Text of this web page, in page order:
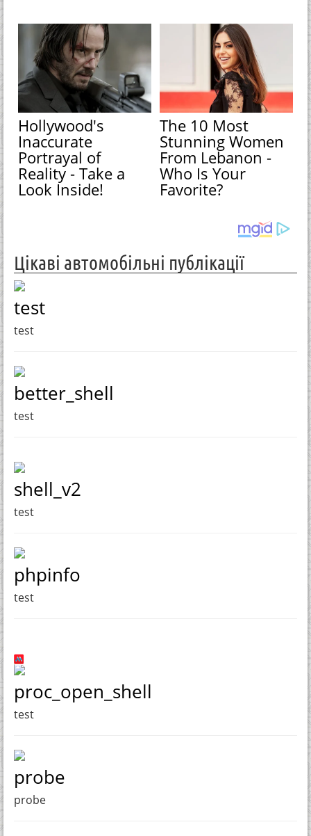
Hollywood's
Inaccurate
Portrayal of
Reality - Take a
Look Inside!
The 10 Most
Stunning Women
From Lebanon -
Who Is Your
Favorite?
Цікаві автомобільні публікації
test
test
better_shell
test
shell_v2
test
phpinfo
test
proc_open_shell
test
probe
probe